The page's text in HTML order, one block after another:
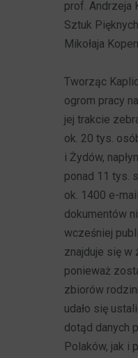
prof. Andrzeja
Sztuk
Mikołaja
Tworząc
ogrom pracy
jej trakcie
ok. 20 tys.
i Żydów,
ponad 11 tys.
ok. 1400 e-
dokumentów
wcześniej
znajduje się w
ponieważ
zbiorów
udało się
dotąd danych
Polaków, jak i